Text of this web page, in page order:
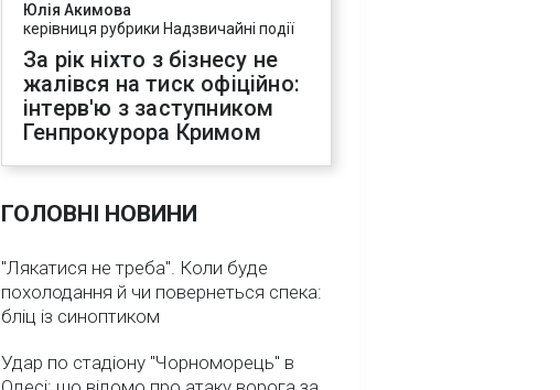
Юлія Акимова
керівниця рубрики Надзвичайні події
За рік ніхто з бізнесу не
жалівся на тиск офіційно:
інтерв'ю з заступником
Генпрокурора Кримом
ГОЛОВНІ НОВИНИ
"Лякатися не треба". Коли буде
похолодання й чи повернеться спека:
бліц із синоптиком
Удар по стадіону "Чорноморець" в